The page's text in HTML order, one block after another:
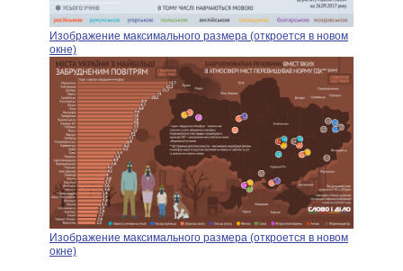
Изображение максимального размера (откроется в новом
окне)
Изображение максимального размера (откроется в новом
окне)